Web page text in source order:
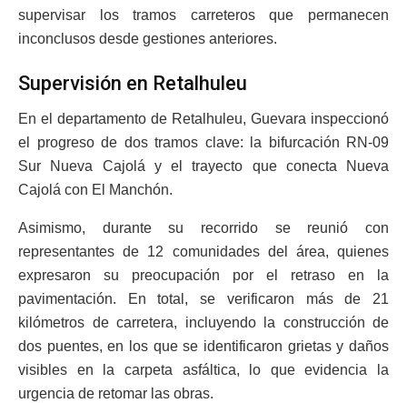
supervisar los tramos carreteros que permanecen
inconclusos desde gestiones anteriores.
Supervisión en Retalhuleu
En el departamento de Retalhuleu, Guevara inspeccionó
el progreso de dos tramos clave: la bifurcación RN-09
Sur Nueva Cajolá y el trayecto que conecta Nueva
Cajolá con El Manchón.
Asimismo, durante su recorrido se reunió con
representantes de 12 comunidades del área, quienes
expresaron su preocupación por el retraso en la
pavimentación. En total, se verificaron más de 21
kilómetros de carretera, incluyendo la construcción de
dos puentes, en los que se identificaron grietas y daños
visibles en la carpeta asfáltica, lo que evidencia la
urgencia de retomar las obras.